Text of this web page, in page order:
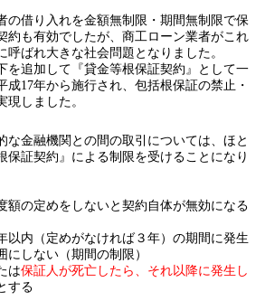
の借り入れを金額無制限・期間無制限で保
約も有効でしたが、商工ローン業者がこれ
呼ばれ大きな社会問題となりました。
を追加して『貸金等根保証契約』として一
成17年から施行され、包括根保証の禁止・
現しました。
な金融機関との間の取引については、ほと
保証契約』による制限を受けることになり
額の定めをしないと契約自体が無効になる
以内（定めがなければ３年）の期間に発生
にしない（期間の制限）
は保証人が死亡したら、それ以降に発生し
する